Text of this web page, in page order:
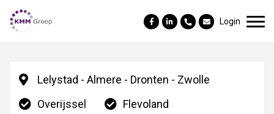
Login
Lelystad - Almere - Dronten - Zwolle
Overijssel
Flevoland